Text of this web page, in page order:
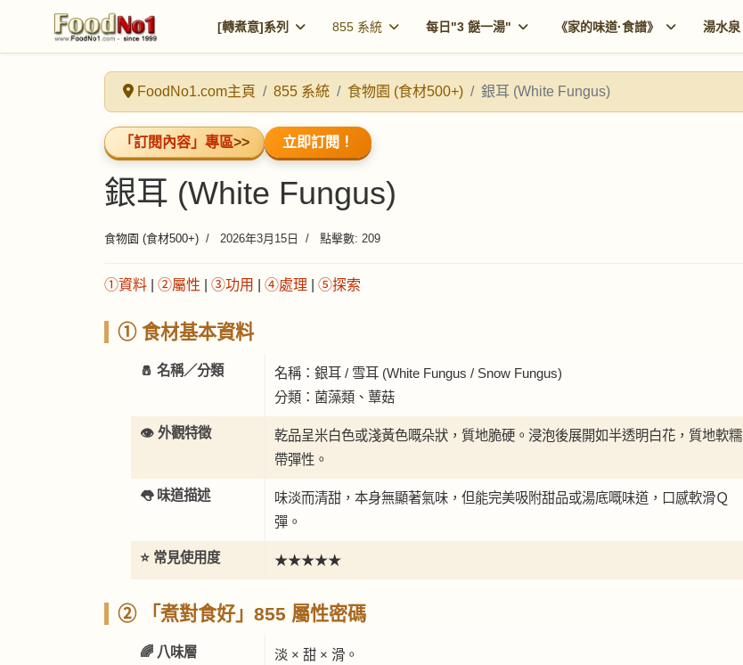
[轉煮意]系列 855 系統 每日"3 餸一湯" 《家的味道·食譜》 湯水泉
FoodNo1.com主頁 855 系統 食物園 (食材500+) 銀耳 (White Fungus)
「訂閱內容」專區>> 立即訂閱！
銀耳 (White Fungus)
食物園 (食材500+) 2026年3月15日 點擊數: 209
①資料 ②屬性 ③功用 ④處理 ⑤探索
① 食材基本資料
🧂 名稱／分類
名稱：銀耳 / 雪耳 (White Fungus / Snow Fungus)
分類：菌藻類、蕈菇
👁️ 外觀特徵
乾品呈米白色或淺黃色嘅朵狀，質地脆硬。浸泡後展開如半透明白花，質地軟糯
帶彈性。
👅 味道描述
味淡而清甜，本身無顯著氣味，但能完美吸附甜品或湯底嘅味道，口感軟滑Ｑ
彈。
⭐ 常見使用度 ★★★★★
② 「煮對食好」855 屬性密碼
🌈 八味層
淡 × 甜 × 滑。